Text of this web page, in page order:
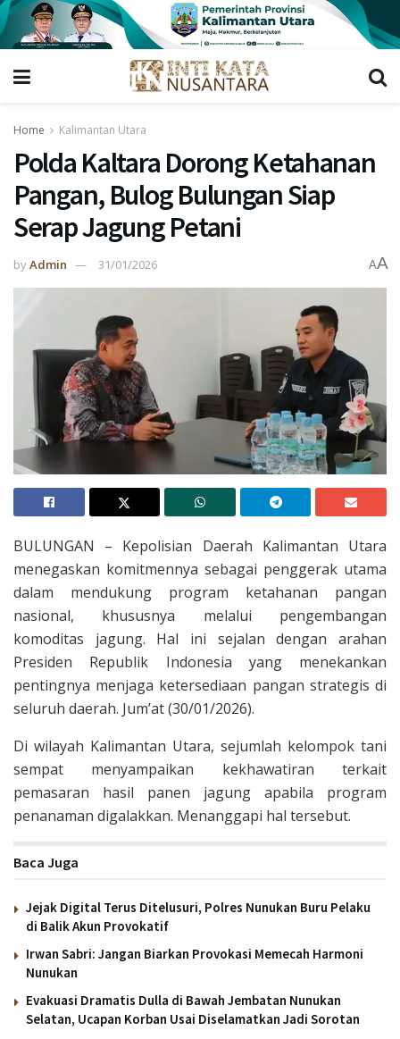
Home Kalimantan Utara
Polda Kaltara Dorong Ketahanan
Pangan, Bulog Bulungan Siap
Serap Jagung Petani
byAdmin 31/01/2026 AA
BULUNGAN – Kepolisian Daerah Kalimantan Utara
menegaskan komitmennya sebagai penggerak utama
dalam mendukung program ketahanan pangan
nasional, khususnya melalui pengembangan
komoditas jagung. Hal ini sejalan dengan arahan
Presiden Republik Indonesia yang menekankan
pentingnya menjaga ketersediaan pangan strategis di
seluruh daerah. Jum’at (30/01/2026).
Di wilayah Kalimantan Utara, sejumlah kelompok tani
sempat menyampaikan kekhawatiran terkait
pemasaran hasil panen jagung apabila program
penanaman digalakkan. Menanggapi hal tersebut.
Baca Juga
Jejak Digital Terus Ditelusuri, Polres Nunukan Buru Pelaku
di Balik Akun Provokatif
Irwan Sabri: Jangan Biarkan Provokasi Memecah Harmoni
Nunukan
Evakuasi Dramatis Dulla di Bawah Jembatan Nunukan
Selatan, Ucapan Korban Usai Diselamatkan Jadi Sorotan